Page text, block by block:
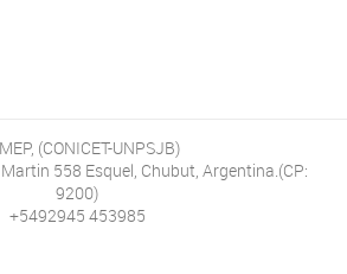
(CONICET-UNPSJB)
558 Esquel, Chubut, Argentina.(CP:
9200)
+5492945 453985